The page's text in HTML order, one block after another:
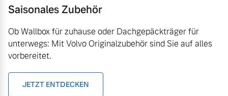
Saisonales Zubehör
Ob Wallbox für zuhause oder Dachgepäckträger für
unterwegs: Mit Volvo Originalzubehör sind Sie auf alles
vorbereitet.
JETZT ENTDECKEN